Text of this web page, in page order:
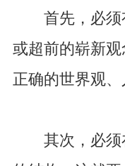
首先，必须
或超前的崭新
正确的世界观、
其次，必须